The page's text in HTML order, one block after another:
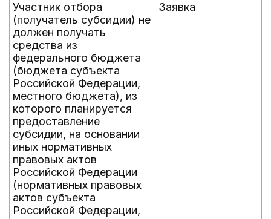
Участник отбора
(получатель субсидии) не
должен получать
средства из
федерального бюджета
(бюджета субъекта
Российской Федерации,
местного бюджета), из
которого планируется
предоставление
субсидии, на основании
иных нормативных
правовых актов
Российской Федерации
(нормативных правовых
актов субъекта
Российской Федерации,
Заявка